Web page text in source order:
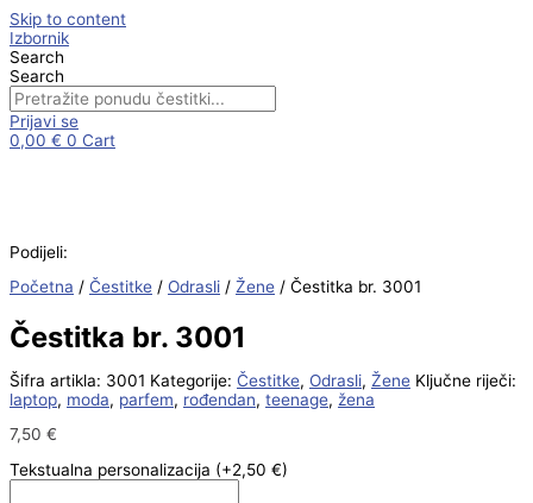
Skip to content
Izbornik
Search
Search
Prijavi se
0,00 € 0 Cart
Podijeli:
Početna / Čestitke / Odrasli / Žene / Čestitka br. 3001
Čestitka br. 3001
Šifra artikla: 3001 Kategorije: Čestitke, Odrasli, Žene Ključne riječi:
laptop, moda, parfem, rođendan, teenage, žena
7,50 €
Tekstualna personalizacija (+2,50 €)